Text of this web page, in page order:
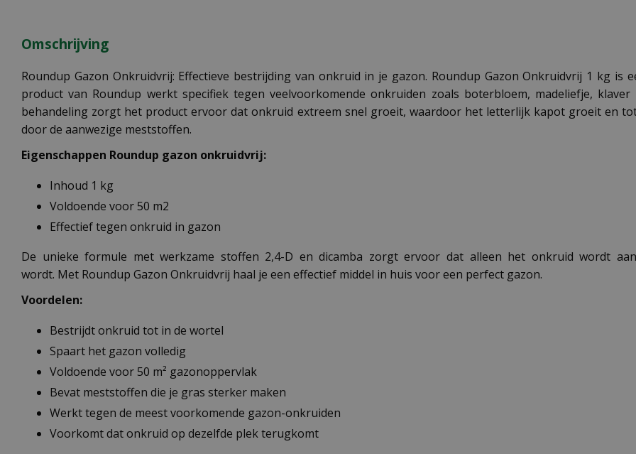
Omschrijving
Roundup Gazon Onkruidvrij: Effectieve bestrijding van onkruid in je gazon. Roundup Gazon Onkruidvrij 1 kg
product van Roundup werkt specifiek tegen veelvoorkomende onkruiden zoals boterbloem, madeliefje,
behandeling zorgt het product ervoor dat onkruid extreem snel groeit, waardoor het letterlijk kapot groeit en
door de aanwezige meststoffen.
Eigenschappen Roundup gazon onkruidvrij:
Inhoud 1 kg
Voldoende voor 50 m2
Effectief tegen onkruid in gazon
De unieke formule met werkzame stoffen 2,4-D en dicamba zorgt ervoor dat alleen het onkruid wordt
wordt. Met Roundup Gazon Onkruidvrij haal je een effectief middel in huis voor een perfect gazon.
Voordelen:
Bestrijdt onkruid tot in de wortel
Spaart het gazon volledig
Voldoende voor 50 m² gazonoppervlak
Bevat meststoffen die je gras sterker maken
Werkt tegen de meest voorkomende gazon-onkruiden
Voorkomt dat onkruid op dezelfde plek terugkomt